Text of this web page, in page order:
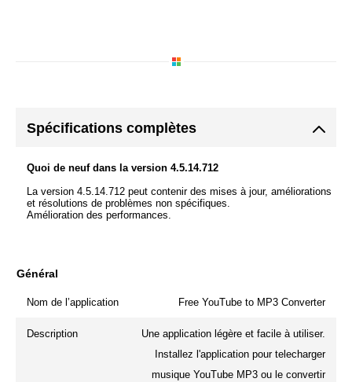
Spécifications complètes
Quoi de neuf dans la version 4.5.14.712
La version 4.5.14.712 peut contenir des mises à jour, améliorations
et résolutions de problèmes non spécifiques.
Amélioration des performances.
Général
Nom de l’application Free YouTube to MP3 Converter
Description
Une application légère et facile à utiliser.
Installez l'application pour telecharger
musique YouTube MP3 ou le convertir